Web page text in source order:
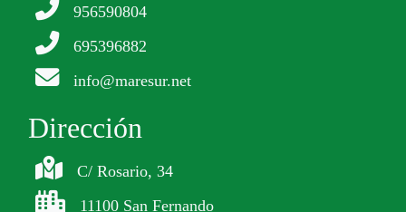
956590804
695396882
info@maresur.net
Dirección
C/ Rosario, 34
11100 San Fernando